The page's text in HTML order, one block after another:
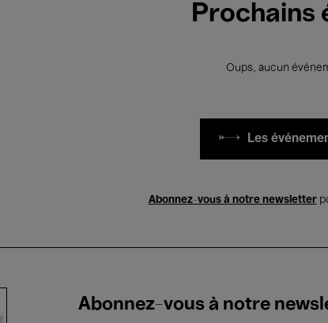
Prochains
Oups, aucun
Les
Abonnez-vous à notre newsletter
Abonnez-vous à notre